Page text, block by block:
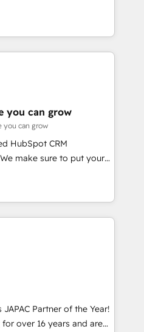
2025. • Partner of the
Aliados.ai (AI, marketing &
with impact.
teams transform how
We don't just build your
to own it, then stay
Marketing Alignment +
Integrations & Data
build. We fix what others
reality—practical
globally in client
companies ready to
into unified systems
you can grow
you can grow
HubSpot CRM
make sure to put your
first and think along
are only satisfied once
Sales & Service
- Complex data
integrations (e.g. MS
SAP, Exact, AFAS) We
in the SME sector
business services and
Partner of the Year!
over 16 years and are